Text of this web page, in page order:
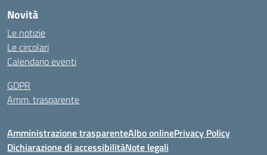
Novità
Le notizie
Le circolari
Calendario eventi
GDPR
Amm. trasparente
Amministrazione trasparenteAlbo onlinePrivacy Policy
Dichiarazione di accessibilitàNote legali